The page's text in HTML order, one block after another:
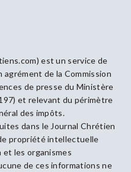
est un service de
agrément de la Commission
de presse du Ministère
et relevant du périmètre
des impôts.
dans le Journal Chrétien
propriété intellectuelle
les organismes
de ces informations ne